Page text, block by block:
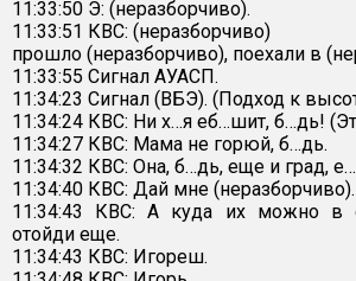
11:33:50 Э: (неразборчиво).
11:33:51 КВС: (неразборчиво)
прошло (неразборчиво), поехали в
11:33:55 Сигнал АУАСП.
11:34:23 Сигнал (ВБЭ). (Подход к
11:34:24 КВС: Ни х…я еб…шит, б…дь!
11:34:27 КВС: Мама не горюй, б…дь.
11:34:32 КВС: Она, б…дь, еще и град,
11:34:40 КВС: Дай мне (неразборчиво).
11:34:43 КВС: А куда их можно в
отойди еще.
11:34:43 КВС: Игореш.